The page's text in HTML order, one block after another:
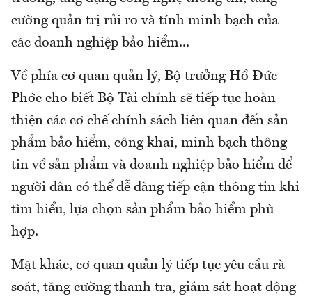
cường quản trị rủi ro và tính minh bạch của
các doanh nghiệp bảo hiểm...
Về phía cơ quan quản lý, Bộ trưởng Hồ Đức
Phớc cho biết Bộ Tài chính sẽ tiếp tục hoàn
thiện các cơ chế chính sách liên quan đến sản
phẩm bảo hiểm, công khai, minh bạch thông
tin về sản phẩm và doanh nghiệp bảo hiểm để
người dân có thể dễ dàng tiếp cận thông tin khi
tìm hiểu, lựa chọn sản phẩm bảo hiểm phù
hợp.
Mặt khác, cơ quan quản lý tiếp tục yêu cầu rà
soát, tăng cường thanh tra, giám sát hoạt động